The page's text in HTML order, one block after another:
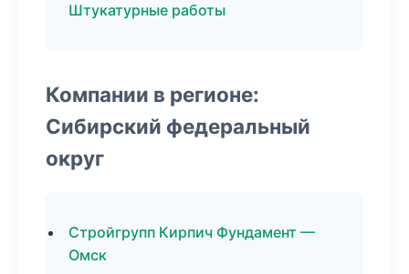
Штукатурные работы
Компании в регионе:
Сибирский федеральный
округ
Стройгрупп Кирпич Фундамент —
Омск